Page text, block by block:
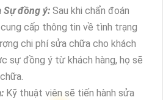
Sự đồng ý: Sau khi chẩn đoán
cấp thông tin về tình trạng
chi phí sửa chữa cho khách
sự đồng ý từ khách hàng, họ sẽ
Kỹ thuật viên sẽ tiến hành sửa